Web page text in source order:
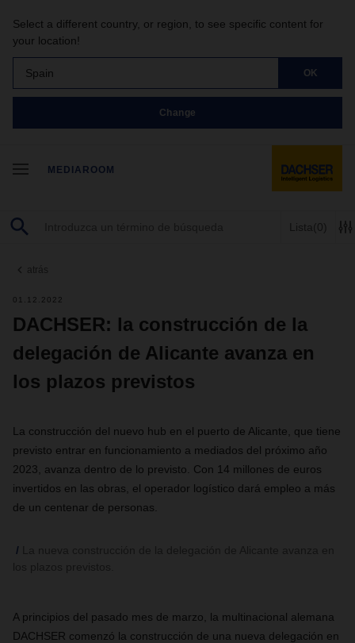
Select a different country, or region, to see specific content for
your location!
Spain OK
Change
MEDIAROOM
Lista (0)
atrás
01.12.2022
DACHSER: la construcción de la
delegación de Alicante avanza en
los plazos previstos
La construcción del nuevo hub en el puerto de Alicante, que tiene
previsto entrar en funcionamiento a mediados del próximo año
2023, avanza dentro de lo previsto. Con 14 millones de euros
invertidos en las obras, el operador logístico dará empleo a más
de un centenar de personas
A principios del pasado mes de marzo, la multinacional alemana
DACHSER comenzó la construcción de una nueva delegación en